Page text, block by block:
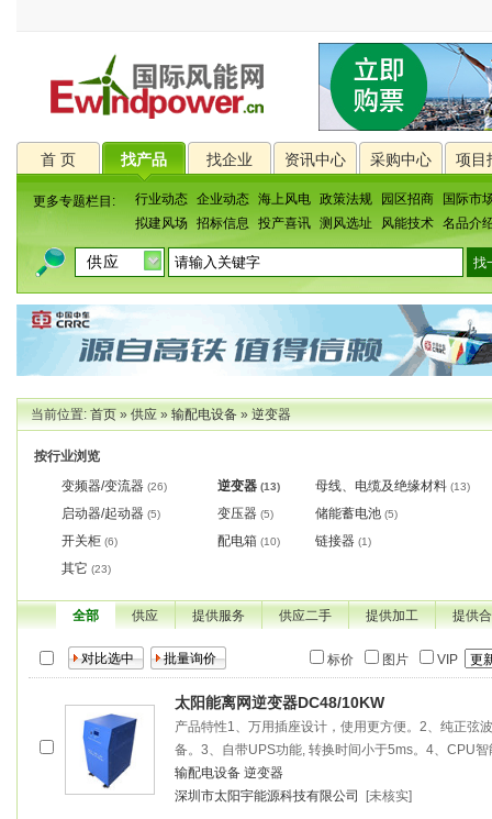
首 页 找产品 找企业 资讯中心 采购中心 项目
更多专题栏目: 行业动态 企业动态 海上风电 政策法规 园区招商
国际市
拟建风场
招标信息 投产喜讯 测风选址 风能技术 名品介
当前位置:首页»供应»输配电设备»逆变器
按行业浏览
变频器/变流器 (26) 逆变器 (13) 母线、电缆及绝缘材料 (13)
启动器/起动器 (5) 变压器 (5) 储能蓄电池 (5)
开关柜 (6) 配电箱 (10) 链接器 (1)
其它 (23)
全部 供应 提供服务 供应二手 提供加工 提供
标价 图片 VIP
太阳能离网逆变器DC48/10KW
产品特性1、万用插座设计，使用更方便。2、纯正弦
备。3、自带UPS功能, 转换时间小于5ms。4、CPU
输配电设备 逆变器
深圳市太阳宇能源科技有限公司
[未核实]